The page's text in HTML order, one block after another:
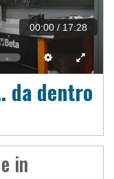
00:00 / 17:28
da dentro
in